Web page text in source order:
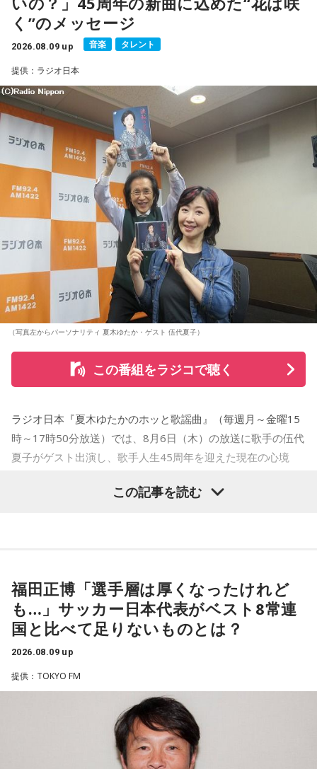
■公式Xアカウント：@MANGARADIO1242
■ハッシュタグ：#マンガのラジオ
■番組HP：https://manga-no-radio.com/
く”のメッセージ
2026.08.09 up 音楽 タレント
提供：ラジオ日本
（写真左からパーソナリティ 夏木ゆたか・ゲスト 伍代夏子）
この番組をラジコで聴く
ラジオ日本『夏木ゆたかのホッと歌謡曲』（毎週月～金曜15
時～17時50分放送）では、8月6日（木）の放送に歌手の伍代
夏子がゲスト出演し、歌手人生45周年を迎えた現在の心境
ることを明かした。また、歌手はレコーディングを終えた
後、自分自身が“演出家”となって楽曲を育てていく仕事でもあ
ると語り、長年培ってきた表現者としての思いを語った。
ューから間もなく所属レコード会社がなくなり、「どこへ行
けばいいの？」と途方に暮れたことや、芸名を何度も変えな
がら挑戦を続けてきた日々を振り返る。それでも諦めずに歌
い続けた経験が、45周年記念シングル「露天の花」に込めた
「どんな環境でも花は咲く」「その場所で咲く花がある」と
この記事を読む
福田正博「選手層は厚くなったけれど
も…」サッカー日本代表がベスト8常連
国と比べて足りないものとは？
2026.08.09 up
提供：TOKYO FM